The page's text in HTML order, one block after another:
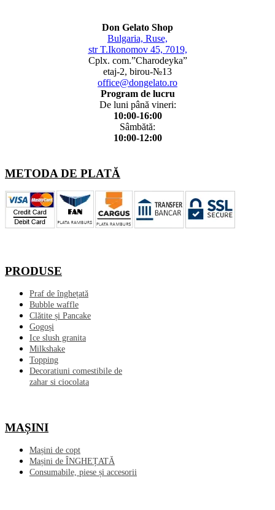
Don Gelato Shop
Bulgaria, Ruse,
str T.Ikonomov 45, 7019,
Cplx. com.”Charodeyka”
etaj-2, birou-№13
office@dongelato.ro
Program de lucru
De luni până vineri:
10:00-16:00
Sâmbătă:
10:00-12:00
METODA DE PLATĂ
PRODUSE
Praf de înghețată
Bubble waffle
Clătite și Pancake
Gogoși
Ice slush granita
Milkshake
Topping
Decoratiuni comestibile de
zahar si ciocolata
MAȘINI
Mașini de copt
Mașini de ÎNGHEȚATĂ
Consumabile, piese și accesorii